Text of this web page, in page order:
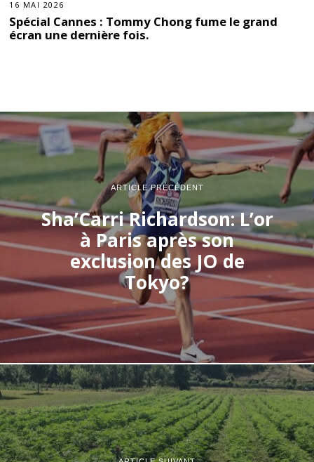
16 MAI 2026
Spécial Cannes : Tommy Chong fume le grand
écran une dernière fois.
ARTICLE PRÉCÉDENT
Sha’Carri Richardson: L’or
à Paris après son
exclusion des JO de
Tokyo?